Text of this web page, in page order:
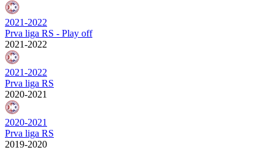
2021-2022
Prva liga RS - Play off
2021-2022
2021-2022
Prva liga RS
2020-2021
2020-2021
Prva liga RS
2019-2020